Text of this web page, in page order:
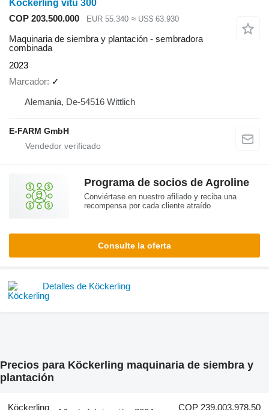
Köckerling vitu 300
COP 203.500.000
EUR 55.340 ≈ US$ 63.930
Maquinaria de siembra y plantación - sembradora
combinada
2023
Marcador ✓
Alemania, De-54516 Wittlich
E-FARM GmbH
Programa de socios de Agroline
Conviértase en nuestro afiliado y reciba una
recompensa por cada cliente atraído
Consulte la oferta
Detalles de Köckerling
Precios para Köckerling maquinaria de siembra y
plantación
Köckerling COP 239.003.978,50